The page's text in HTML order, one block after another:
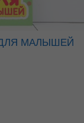
ДЛЯ МАЛЫШЕЙ